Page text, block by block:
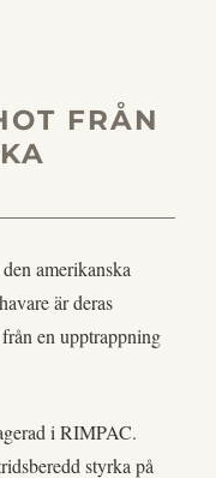
FRÅN
amerikanska
är deras
en upptrappning
i RIMPAC.
styrka på